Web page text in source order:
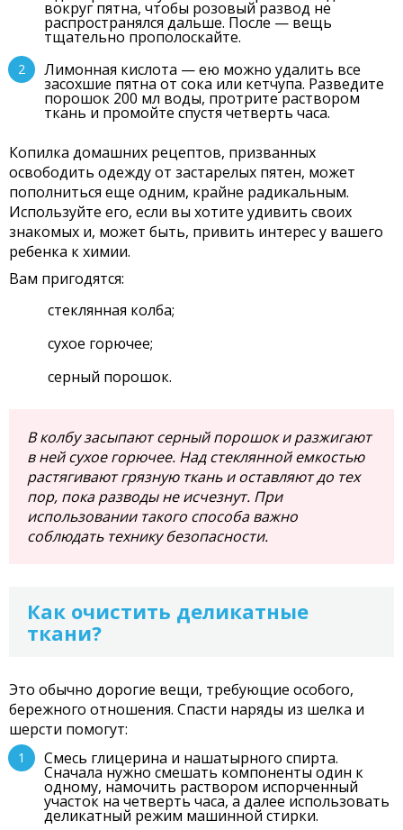
вокруг пятна, чтобы розовый развод не
распространялся дальше. После — вещь
тщательно прополоскайте.
Лимонная кислота — ею можно удалить все
засохшие пятна от сока или кетчупа. Разведите
порошок 200 мл воды, протрите раствором
ткань и промойте спустя четверть часа.
Копилка домашних рецептов, призванных
освободить одежду от застарелых пятен, может
пополниться еще одним, крайне радикальным.
Используйте его, если вы хотите удивить своих
знакомых и, может быть, привить интерес у вашего
ребенка к химии.
Вам пригодятся:
стеклянная колба;
сухое горючее;
серный порошок.
В колбу засыпают серный порошок и разжигают
в ней сухое горючее. Над стеклянной емкостью
растягивают грязную ткань и оставляют до тех
пор, пока разводы не исчезнут. При
использовании такого способа важно
соблюдать технику безопасности.
Как очистить деликатные
ткани?
Это обычно дорогие вещи, требующие особого,
бережного отношения. Спасти наряды из шелка и
шерсти помогут:
Смесь глицерина и нашатырного спирта.
Сначала нужно смешать компоненты один к
одному, намочить раствором испорченный
участок на четверть часа, а далее использовать
деликатный режим машинной стирки.